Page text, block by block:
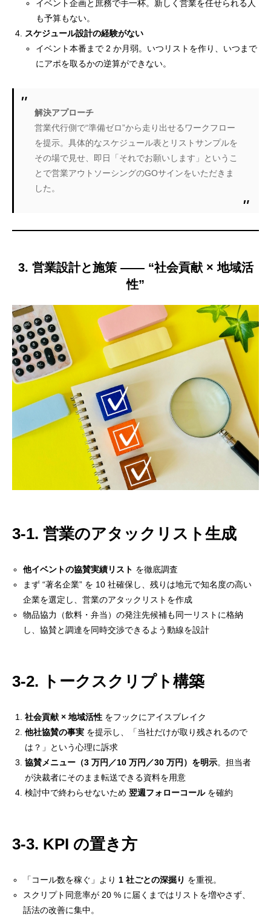
イベント企画と庶務で手一杯。新しく営業を任せられる人
も予算もない。
スケジュール設計の経験がない
イベント本番まで 2 か月弱。いつリストを作り、いつまで
にアポを取るかの逆算ができない。
解決アプローチ
営業代行側で“準備ゼロ”から走り出せるワークフロー
を提示。具体的なスケジュール表とリストサンプルを
その場で見せ、即日「それでお願いします」というこ
とで営業アウトソーシングのGOサインをいただきま
した。
3. 営業設計と施策 ―― “社会貢献 × 地域活
性”
3-1. 営業のアタックリスト生成
他イベントの協賛実績リスト を徹底調査
まず “著名企業” を 10 社確保し、残りは地元で知名度の高い
企業を選定し、営業のアタックリストを作成
物品協力（飲料・弁当）の発注先候補も同一リストに格納
し、協賛と調達を同時交渉できるよう動線を設計
3-2. トークスクリプト構築
社会貢献 × 地域活性 をフックにアイスブレイク
他社協賛の事実 を提示し、「当社だけが取り残されるので
は？」という心理に訴求
協賛メニュー（3 万円／10 万円／30 万円）を明示。担当者
が決裁者にそのまま転送できる資料を用意
検討中で終わらせないため 翌週フォローコールを確約
3-3. KPI の置き方
「コール数を稼ぐ」より 1 社ごとの深掘り を重視。
スクリプト同意率が 20 % に届くまではリストを増やさず、
話法の改善に集中。